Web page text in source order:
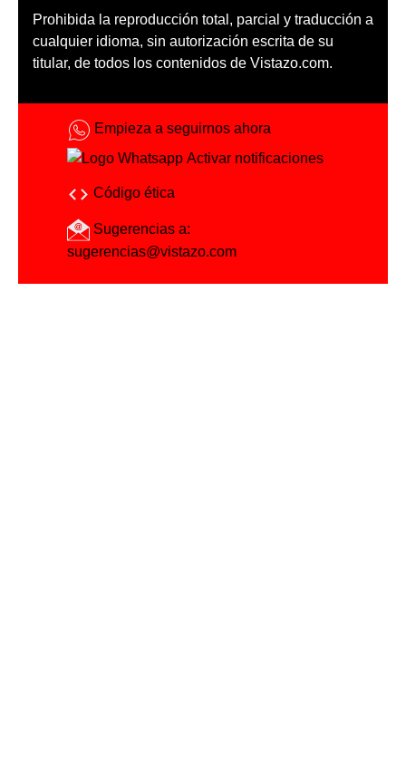
Prohibida la reproducción total, parcial y traducción a
cualquier idioma, sin autorización escrita de su
titular, de todos los contenidos de Vistazo.com.
Empieza a seguirnos ahora
Activar notificaciones
Código ética
Sugerencias a:
sugerencias@vistazo.com